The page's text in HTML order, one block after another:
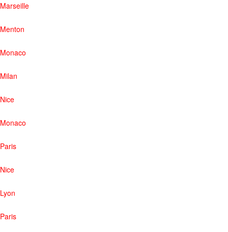
Marseille
Menton
Monaco
Milan
Nice
Monaco
Paris
Nice
Lyon
Paris